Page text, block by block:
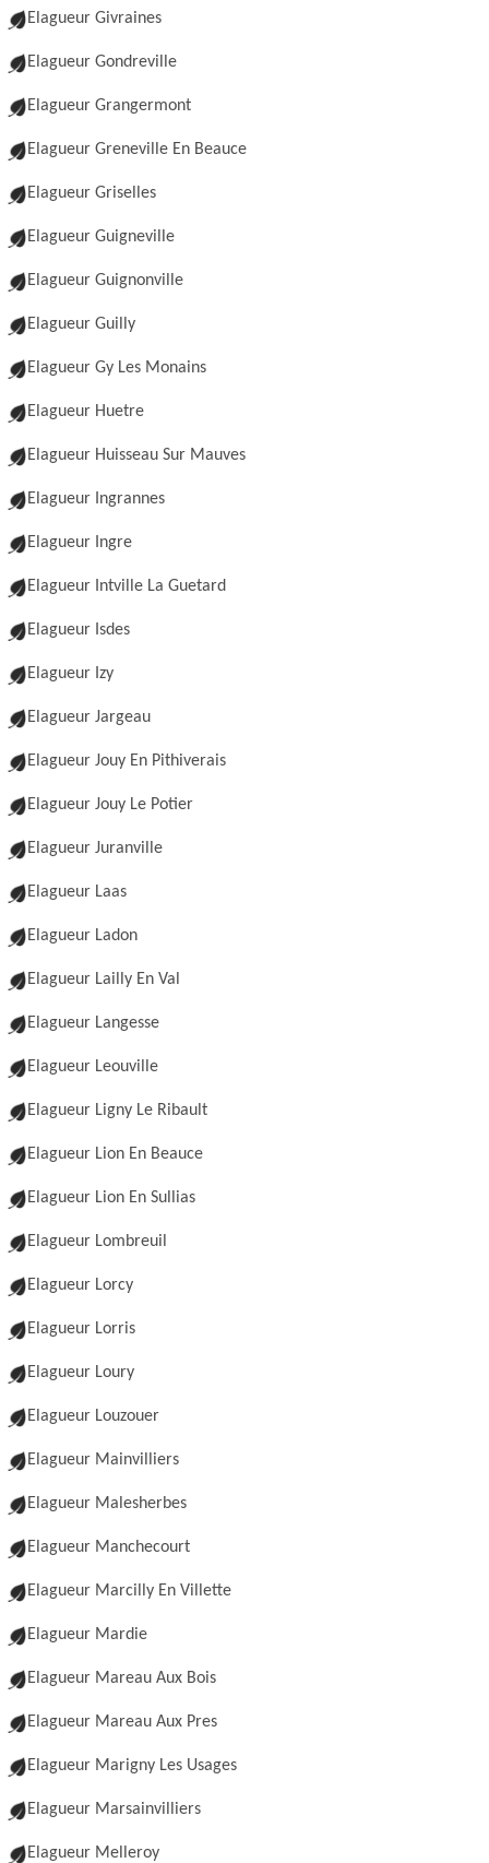
Elagueur Givraines
Elagueur Gondreville
Elagueur Grangermont
Elagueur Greneville En Beauce
Elagueur Griselles
Elagueur Guigneville
Elagueur Guignonville
Elagueur Guilly
Elagueur Gy Les Monains
Elagueur Huetre
Elagueur Huisseau Sur Mauves
Elagueur Ingrannes
Elagueur Ingre
Elagueur Intville La Guetard
Elagueur Isdes
Elagueur Izy
Elagueur Jargeau
Elagueur Jouy En Pithiverais
Elagueur Jouy Le Potier
Elagueur Juranville
Elagueur Laas
Elagueur Ladon
Elagueur Lailly En Val
Elagueur Langesse
Elagueur Leouville
Elagueur Ligny Le Ribault
Elagueur Lion En Beauce
Elagueur Lion En Sullias
Elagueur Lombreuil
Elagueur Lorcy
Elagueur Lorris
Elagueur Loury
Elagueur Louzouer
Elagueur Mainvilliers
Elagueur Malesherbes
Elagueur Manchecourt
Elagueur Marcilly En Villette
Elagueur Mardie
Elagueur Mareau Aux Bois
Elagueur Mareau Aux Pres
Elagueur Marigny Les Usages
Elagueur Marsainvilliers
Elagueur Melleroy